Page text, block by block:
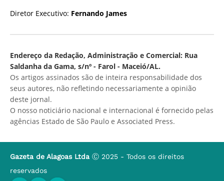
Diretor Executivo: Fernando James
Endereço da Redação, Administração e Comercial: Rua
Saldanha da Gama, s/nº - Farol - Maceió/AL.
Os artigos assinados são de inteira responsabilidade dos
seus autores, não refletindo necessariamente a opinião
deste jornal.
O nosso noticiário nacional e internacional é fornecido pelas
agências Estado de São Paulo e Associated Press.
Gazeta de Alagoas Ltda Ⓒ 2025 - Todos os direitos
reservados